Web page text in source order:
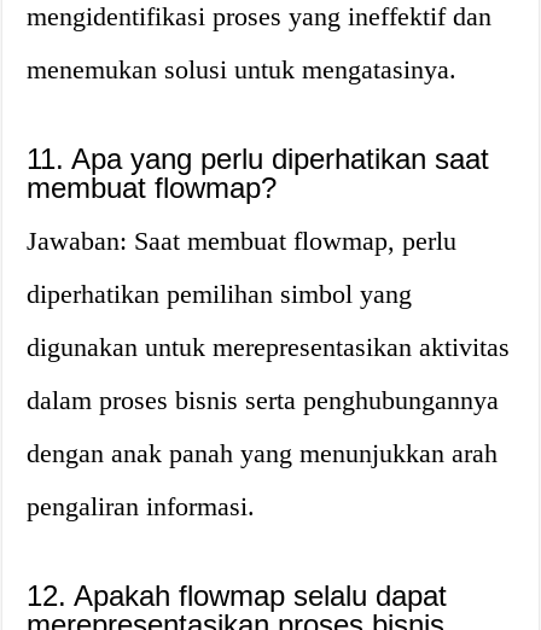
mengidentifikasi proses yang ineffektif dan
menemukan solusi untuk mengatasinya.
11. Apa yang perlu diperhatikan saat
membuat flowmap?
Jawaban: Saat membuat flowmap, perlu
diperhatikan pemilihan simbol yang
digunakan untuk merepresentasikan aktivitas
dalam proses bisnis serta penghubungannya
dengan anak panah yang menunjukkan arah
pengaliran informasi.
12. Apakah flowmap selalu dapat